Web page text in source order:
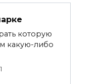
которую
какую-либо